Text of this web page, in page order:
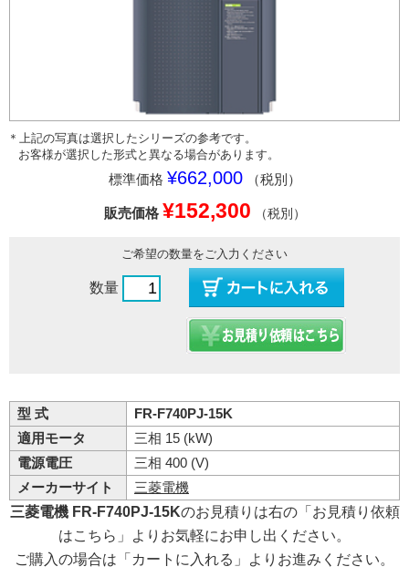
＊上記の写真は選択したシリーズの参考です。
お客様が選択した形式と異なる場合があります。
標準価格 ¥662,000 （税別）
販売価格 ¥152,300 （税別）
ご希望の数量をご入力ください
数量
型 式
FR-F740PJ-15K
適用モータ
三相 15 (kW)
電源電圧
三相 400 (V)
メーカーサイト
三菱電機
三菱電機 FR-F740PJ-15Kのお見積りは右の「お見積り依頼
はこちら」よりお気軽にお申し出ください。
ご購入の場合は「カートに入れる」よりお進みください。